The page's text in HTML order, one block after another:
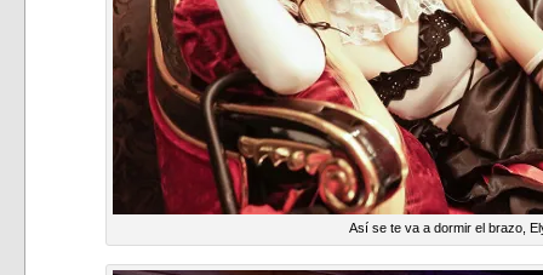
Así se te va a dormir el brazo,